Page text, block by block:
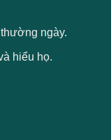
ngày.
hiểu họ.